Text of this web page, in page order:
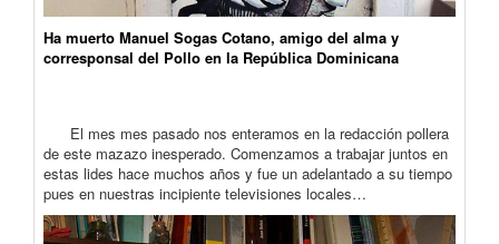
Ha muerto Manuel Sogas Cotano, amigo del alma y
corresponsal del Pollo en la República Dominicana
El mes mes pasado nos enteramos en la redacción pollera
de este mazazo inesperado. Comenzamos a trabajar juntos en
estas lides hace muchos años y fue un adelantado a su tiempo
pues en nuestras incipiente televisiones locales…